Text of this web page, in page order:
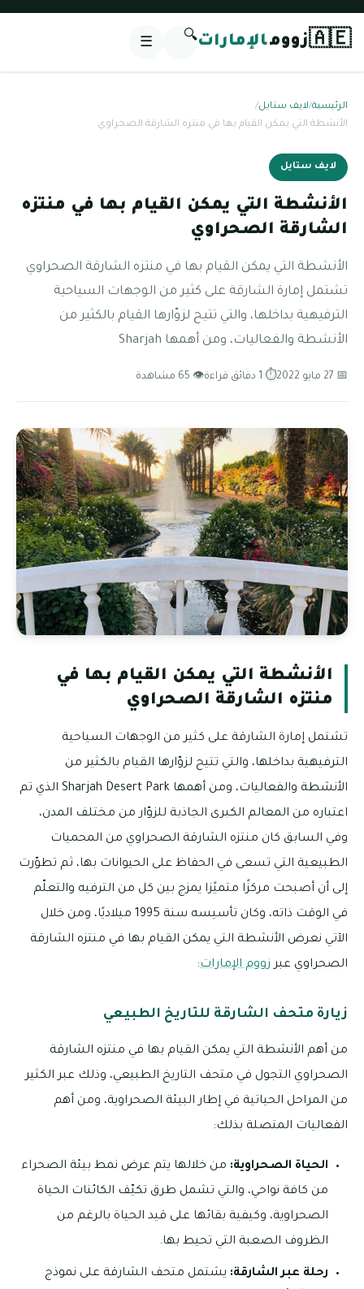
🇦🇪زوومالإمارات🔍
☰
الرئيسية/لايف ستايل/
الأنشطة التي يمكن القيام بها في منتزه الشارقة الصحراوي
لايف ستايل
الأنشطة التي يمكن القيام بها في منتزه
الشارقة الصحراوي
الأنشطة التي يمكن القيام بها في منتزه الشارقة الصحراوي
تشتمل إمارة الشارقة على كثير من الوجهات السياحية
الترفيهية بداخلها، والتي تتيح لزوّارها القيام بالكثير من
الأنشطة والفعاليات، ومن أهمها Sharjah
📅 27 مايو 2022 ⏱ 1 دقائق قراءة 👁 65 مشاهدة
الأنشطة التي يمكن القيام بها في
منتزه الشارقة الصحراوي
تشتمل إمارة الشارقة على كثير من الوجهات السياحية
الترفيهية بداخلها، والتي تتيح لزوّارها القيام بالكثير من
الأنشطة والفعاليات، ومن أهمها Sharjah Desert Park الذي تم
اعتباره من المعالم الكبرى الجاذبة للزوّار من مختلف المدن،
وفي السابق كان منتزه الشارقة الصحراوي من المحميات
الطبيعية التي تسعى في الحفاظ على الحيوانات بها، ثم تطوّرت
إلى أن أصبحت مركزًا متميًزا يمزج بين كل من الترفيه والتعلّم
في الوقت ذاته، وكان تأسيسه سنة 1995 ميلاديًا، ومن خلال
الآتي نعرض الأنشطة التي يمكن القيام بها في منتزه الشارقة
الصحراوي عبر زووم الإمارات:
زيارة متحف الشارقة للتاريخ الطبيعي
من أهم الأنشطة التي يمكن القيام بها في منتزه الشارقة
الصحراوي التجول في متحف التاريخ الطبيعي، وذلك عبر الكثير
من المراحل الحياتية في إطار البيئة الصحراوية، ومن أهم
الفعاليات المتصلة بذلك:
الحياة الصحراوية: من خلالها يتم عرض نمط بيئة الصحراء
من كافة نواحي، والتي تشمل طرق تكيّف الكائنات الحياة
الصحراوية، وكيفية بقائها على قيد الحياة بالرغم من
الظروف الصعبة التي تحيط بها.
رحلة عبر الشارقة: يشتمل متحف الشارقة على نموذج